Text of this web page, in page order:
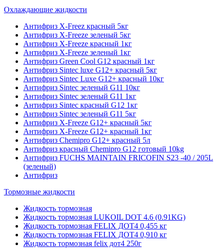
Охлаждающие жидкости
Антифриз X-Freez красный 5кг
Антифриз X-Freeze зеленый 5кг
Антифриз X-Freeze красный 1кг
Антифриз X-Freeze зеленый 1кг
Антифриз Green Cool G12 красный 1кг
Антифриз Sintec luxe G12+ красный 5кг
Антифриз Sintec Luxe G12+ красный 10кг
Антифриз Sintec зеленый G11 10кг
Антифриз Sintec зеленый G11 1кг
Антифриз Sintec красный G12 1кг
Антифриз Sintec зеленый G11 5кг
Антифриз X-Freeze G12+ красный 5кг
Антифриз X-Freeze G12+ красный 1кг
Антифриз Chemipro G12+ красный 5л
Антифриз красный Chemipro G12 готовый 10kg
Антифриз FUCHS MAINTAIN FRICOFIN S23 -40 / 205L
(зеленый)
Антифриз
Тормозные жидкости
Жидкость тормозная
Жидкость тормозная LUKOIL DOT 4.6 (0.91KG)
Жидкость тормозная FELIX ДОТ4 0,455 кг
Жидкость тормозная FELIX ДОТ4 0,910 кг
Жидкость тормозная felix дот4 250г